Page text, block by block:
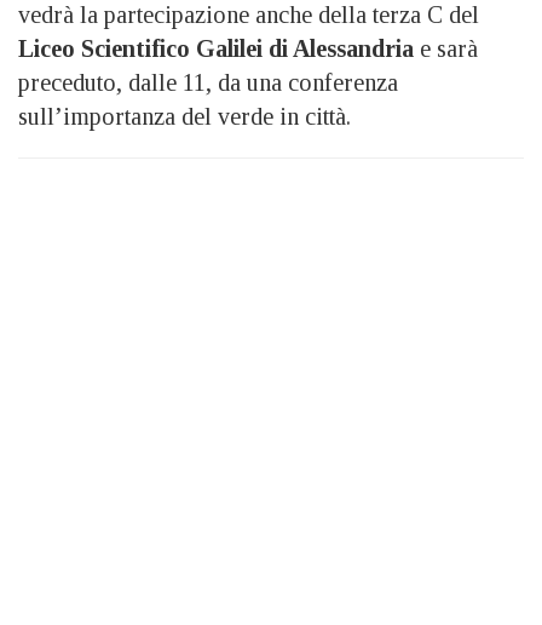
vedrà la partecipazione anche della terza C del
Liceo Scientifico Galilei di Alessandria e sarà
preceduto, dalle 11, da una conferenza
sull’importanza del verde in città.